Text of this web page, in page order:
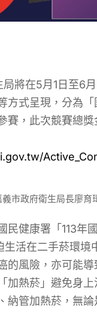
將在5月1日至6
式呈現，分為
，此次競賽總
義市政府衛生局長廖育
民健康署「113年
活在二手菸環境
的風險，亦可能
加熱菸」避免身
納管加熱菸，無